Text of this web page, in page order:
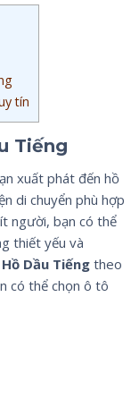
tín
Tiếng
xuất phát đến hồ
di chuyển phù hợp
người, bạn có thể
thiết yếu và
Dầu Tiếng theo
có thể chọn ô tô